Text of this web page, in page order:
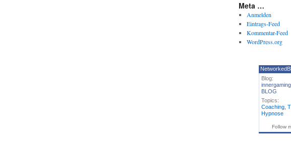
Meta …
Anmelden
Eintrags-Feed
Kommentar-Feed
WordPress.org
Blog:
BLOG
Topics:
Coaching
Hypnose
Follow